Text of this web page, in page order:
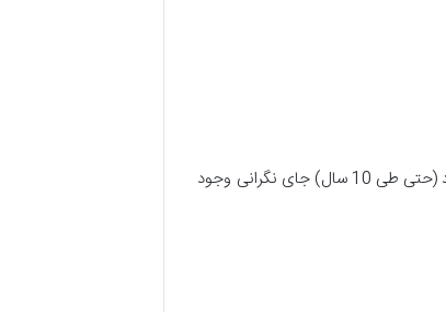
با این حال که ممکن است پاپ اسمیر اشتباهاً نرمال نشان داده شود از آنجایی که پیشرفت سرطان دهانه رحم خیلی کند صورت میگیرد (حتی طی 10 سال) جای نگرانی وجود